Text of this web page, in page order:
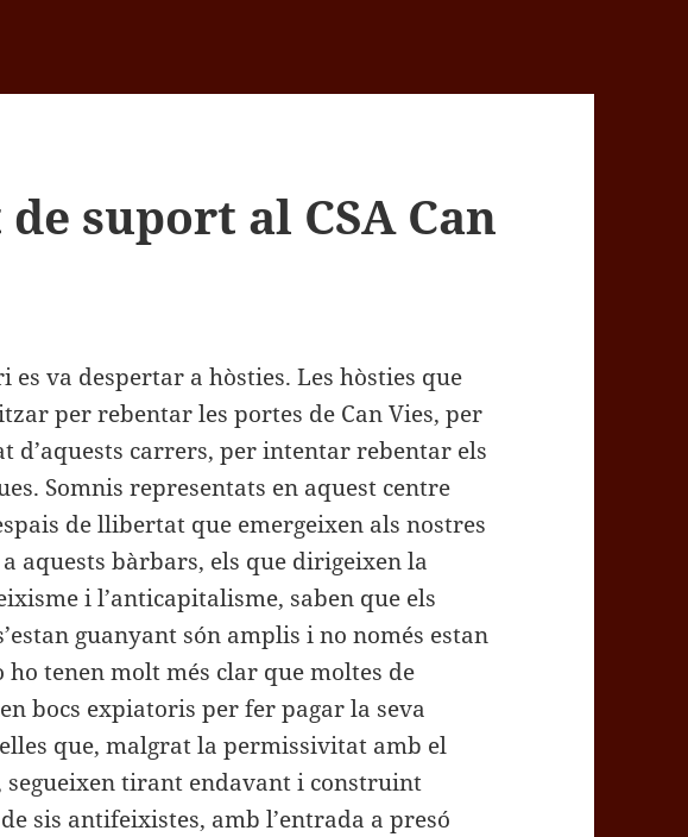
suport al CSA Can
es va despertar a hòsties. Les hòsties que
per rebentar les portes de Can Vies, per
d’aquests carrers, per intentar rebentar els
Somnis representats en aquest centre
de llibertat que emergeixen als nostres
aquests bàrbars, els que dirigeixen la
i l’anticapitalisme, saben que els
guanyant són amplis i no només estan
ho tenen molt més clar que moltes de
bocs expiatoris per fer pagar la seva
que, malgrat la permissivitat amb el
segueixen tirant endavant i construint
sis antifeixistes, amb l’entrada a presó